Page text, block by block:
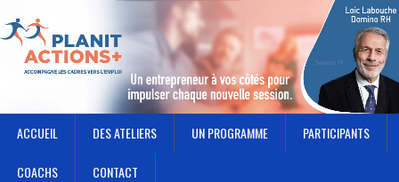
ACCUEIL DES ATELIERS UN PROGRAMME PARTICIPANTS
COACHS CONTACT